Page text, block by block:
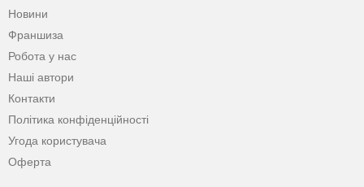
Новини
Франшиза
Робота у нас
Наші автори
Контакти
Політика конфіденційності
Угода користувача
Оферта